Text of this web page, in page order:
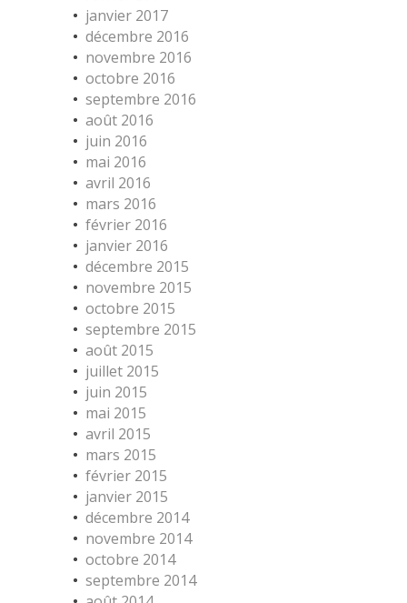
janvier 2017
décembre 2016
novembre 2016
octobre 2016
septembre 2016
août 2016
juin 2016
mai 2016
avril 2016
mars 2016
février 2016
janvier 2016
décembre 2015
novembre 2015
octobre 2015
septembre 2015
août 2015
juillet 2015
juin 2015
mai 2015
avril 2015
mars 2015
février 2015
janvier 2015
décembre 2014
novembre 2014
octobre 2014
septembre 2014